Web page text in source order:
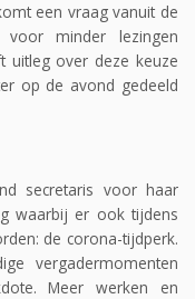
een vraag vanuit de
minder lezingen
uitleg over deze keuze
op de avond gedeeld
secretaris voor haar
waarbij er ook tijdens
de corona-tijdperk.
vergadermomenten
Meer werken en